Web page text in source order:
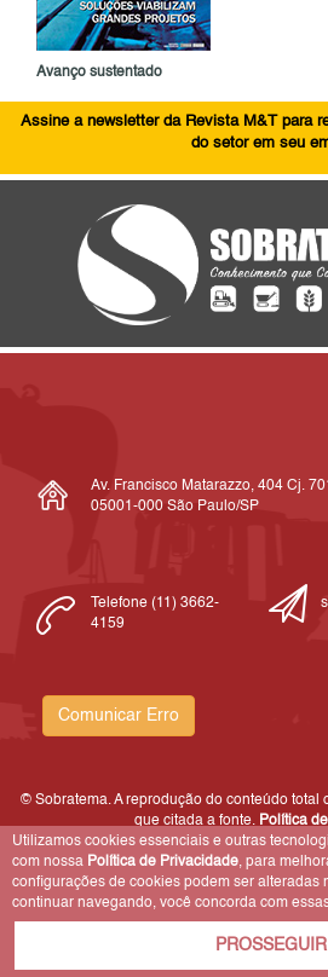
Avanço sustentado
Assine a newsletter da Revista M&T para
do setor em seu
Av. Francisco Matarazzo, 404 Cj.
05001-000 São Paulo/SP
Telefone (11) 3662-
4159
Comunicar Erro
© Sobratema. A reprodução do conteúdo total
que citada a fonte. Política
Utilizamos cookies essenciais e outras
com nossa Política de Privacidade, para
configurações de cookies podem ser alteradas
continuar navegando, você concorda com
PROSSEGUIR